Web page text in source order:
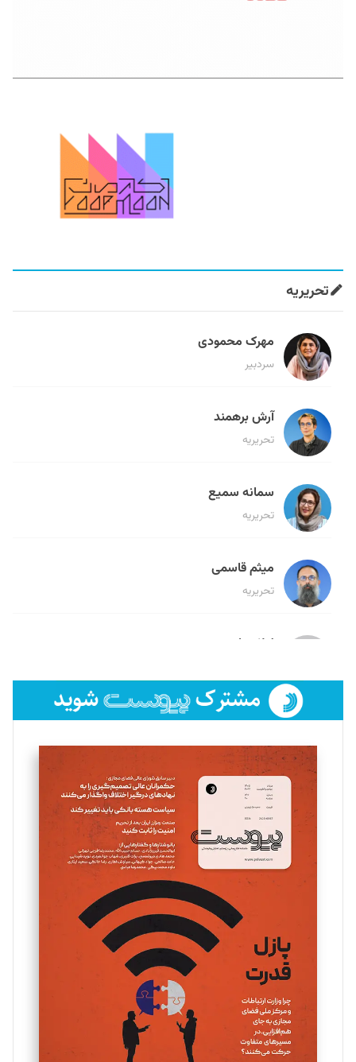
تحریریه
مهرک محمودی
سردبیر
آرش برهمند
تحریریه
سمانه سمیع
تحریریه
میثم قاسمی
تحریریه
لیلا حنارود
فائزه فتحی رستمی
تحریریه
سروش کرمیان
تحریریه
مینا پاکدل
یسنا امان‌پور
تحریریه
ملینا جعفری
تحریریه